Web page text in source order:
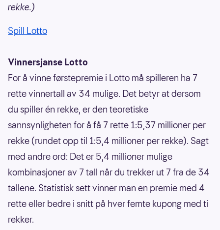
rekke.)
Spill Lotto
Vinnersjanse Lotto
For å vinne førstepremie i Lotto må spilleren ha 7
rette vinnertall av 34 mulige. Det betyr at dersom
du spiller én rekke, er den teoretiske
sannsynligheten for å få 7 rette 1:5,37 millioner per
rekke (rundet opp til 1:5,4 millioner per rekke). Sagt
med andre ord: Det er 5,4 millioner mulige
kombinasjoner av 7 tall når du trekker ut 7 fra de 34
tallene. Statistisk sett vinner man en premie med 4
rette eller bedre i snitt på hver femte kupong med ti
rekker.